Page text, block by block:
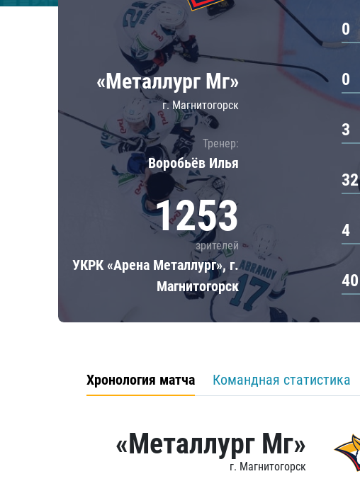
Локомотив
ЦСКА
Шанхайские Драконы
«Металлург Мг»
г. Магнитогорск
Тренер:
Воробьёв Илья
1253
зрителей
УКРК «Арена Металлург», г.
Магнитогорск
0
0
3
32
4
40
Хронология матча Командная статистика
«Металлург Мг»
г. Магнитогорск